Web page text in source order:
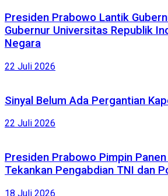
Presiden Prabowo Lantik
Gubernur Universitas Republik
Negara
22 Juli 2026
Sinyal Belum Ada Pergantian
22 Juli 2026
Presiden Prabowo Pimpin Panen
Tekankan Pengabdian TNI dan
18 Juli 2026